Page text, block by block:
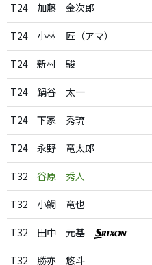
T24 加藤 金次郎
T24 小林 匠（アマ）
T24 新村 駿
T24 鍋谷 太一
T24 下家 秀琉
T24 永野 竜太郎
T32 谷原 秀人
T32 小鯛 竜也
T32 田中 元基
T32 勝亦 悠斗